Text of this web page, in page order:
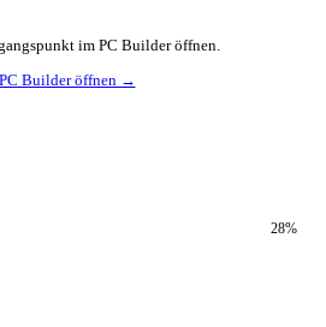
im PC Builder öffnen.
Builder öffnen →
28%